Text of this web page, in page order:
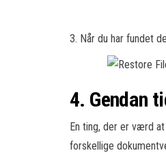
3. Når du har fundet
4. Gendan
En ting, der er værd
forskellige